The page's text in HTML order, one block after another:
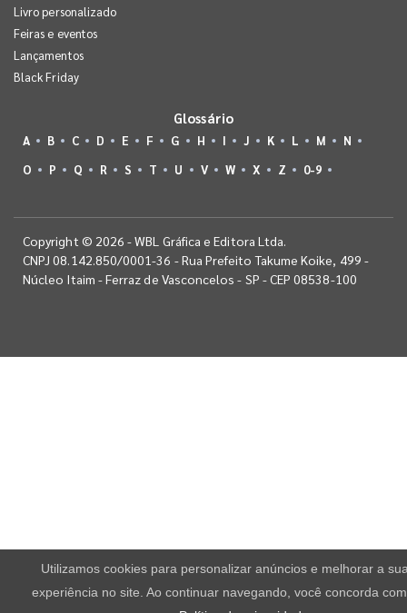
Livro personalizado
Feiras e eventos
Lançamentos
Black Friday
Glossário
A B C D E F G H I J K L M
N
O
P Q R S T U V W X Z 0-9
Copyright © 2026 - WBL Gráfica e Editora Ltda.
CNPJ 08.142.850/0001-36 - Rua Prefeito Takume Koike, 499 -
Núcleo Itaim - Ferraz de Vasconcelos - SP - CEP 08538-100
Utilizamos cookies para personalizar anúncios e melhorar a
experiência no site. Ao continuar navegando, você concorda